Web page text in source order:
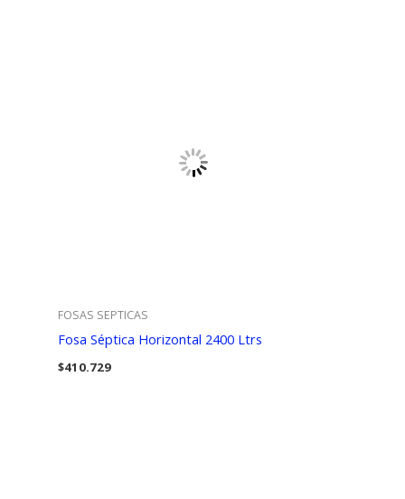
FOSAS SEPTICAS
Fosa Séptica Horizontal 2400 Ltrs
$410.729